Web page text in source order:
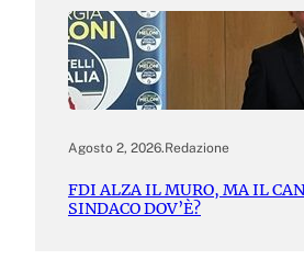
Agosto 2, 2026.Redazione
FDI ALZA IL MURO, MA IL
SINDACO DOV’È?